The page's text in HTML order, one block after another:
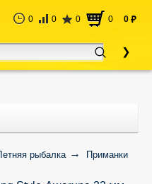
0 0 0 0 0 руб
рыбалка Приманки